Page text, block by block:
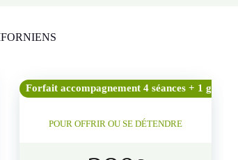
Forfait accompagnement 4 séances + 1 gratuite
POUR OFFRIR OU SE DÉTENDRE